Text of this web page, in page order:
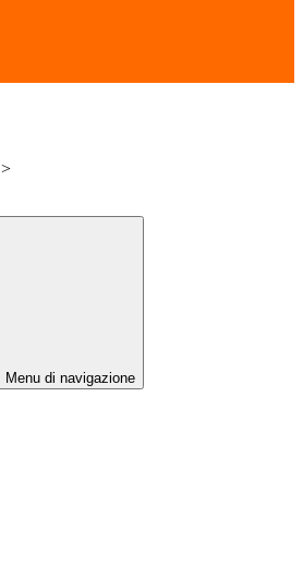
>
Menu di navigazione